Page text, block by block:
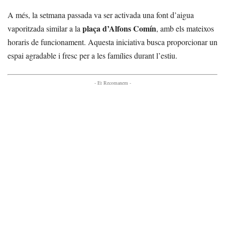
A més, la setmana passada va ser activada una font d’aigua
vaporitzada similar a la plaça d’Alfons Comín, amb els mateixos
horaris de funcionament. Aquesta iniciativa busca proporcionar un
espai agradable i fresc per a les famílies durant l’estiu.
- Et Recomanem -